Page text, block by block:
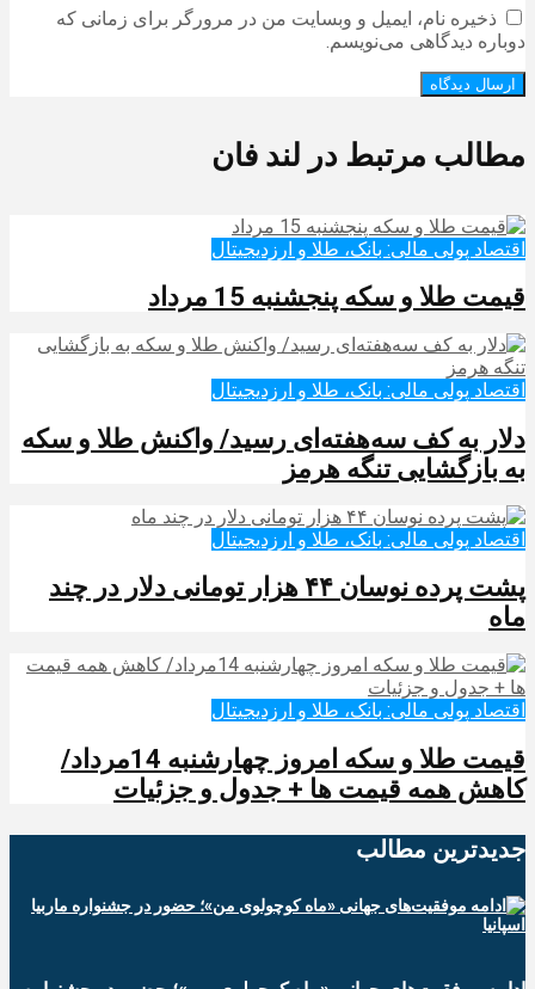
ذخیره نام، ایمیل و وبسایت من در مرورگر برای زمانی که
دوباره دیدگاهی می‌نویسم.
مطالب مرتبط در لند فان
اقتصاد پولی مالی: بانک، طلا و ارزدیجیتال‌
قیمت طلا و سکه پنجشنبه 15 مرداد
اقتصاد پولی مالی: بانک، طلا و ارزدیجیتال‌
دلار به کف سه‌هفته‌ای رسید/ واکنش طلا و سکه
به بازگشایی تنگه هرمز
اقتصاد پولی مالی: بانک، طلا و ارزدیجیتال‌
پشت پرده نوسان ۴۴ هزار تومانی دلار در چند
ماه
اقتصاد پولی مالی: بانک، طلا و ارزدیجیتال‌
قیمت طلا و سکه امروز چهارشنبه 14مرداد/
کاهش همه قیمت ها + جدول و جزئیات
جدیدترین‌ مطالب